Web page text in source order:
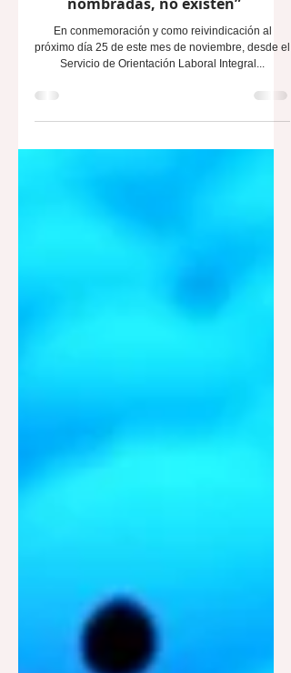
“Si las mujeres no son
nombradas, no existen”
próximo día 25 de este mes de noviembre, desde el
Servicio de Orientación Laboral Integral...